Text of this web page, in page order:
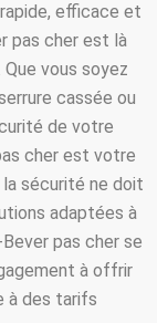
efficace et
pas cher est là
vous soyez
cassée ou
de votre
cher est votre
la sécurité ne doit
adaptées à
pas cher se
à offrir
à des tarifs